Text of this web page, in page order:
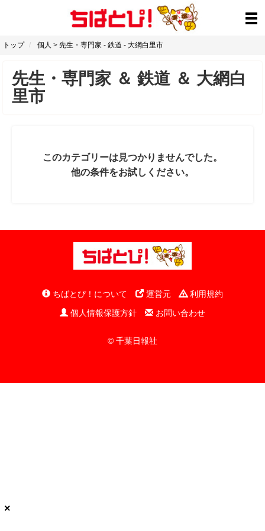
トップ 個人 > 先生・専門家 - 鉄道 - 大網白里市
先生・専門家 ＆ 鉄道 ＆ 大網白
里市
このカテゴリーは見つかりませんでした。
他の条件をお試しください。
ちばとぴ！について 運営元
利用規約
個人情報保護方針
お問い合わせ
© 千葉日報社
×